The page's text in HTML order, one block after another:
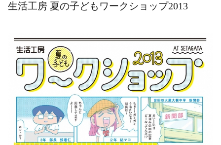
生活工房 夏の子どもワークショップ2013